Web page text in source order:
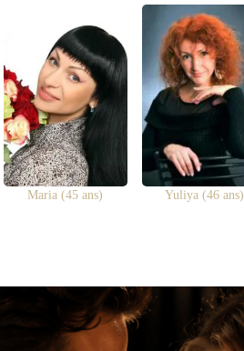
Maria (45 ans) Yuliya (46 ans)